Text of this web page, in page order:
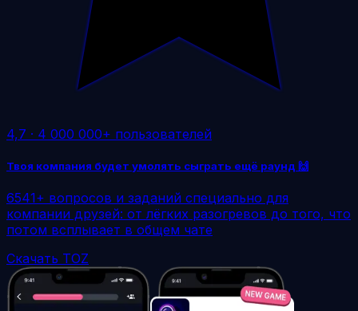
4,7 · 4 000 000+ пользователей
Твоя компания будет умолять сыграть ещё раунд 🙌
6541+ вопросов и заданий специально для
компании друзей: от лёгких разогревов до того, что
потом всплывает в общем чате
Скачать TOZ